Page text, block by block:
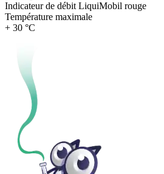
Indicateur de débit LiquiMobil rouge
Température maximale
+ 30 °C